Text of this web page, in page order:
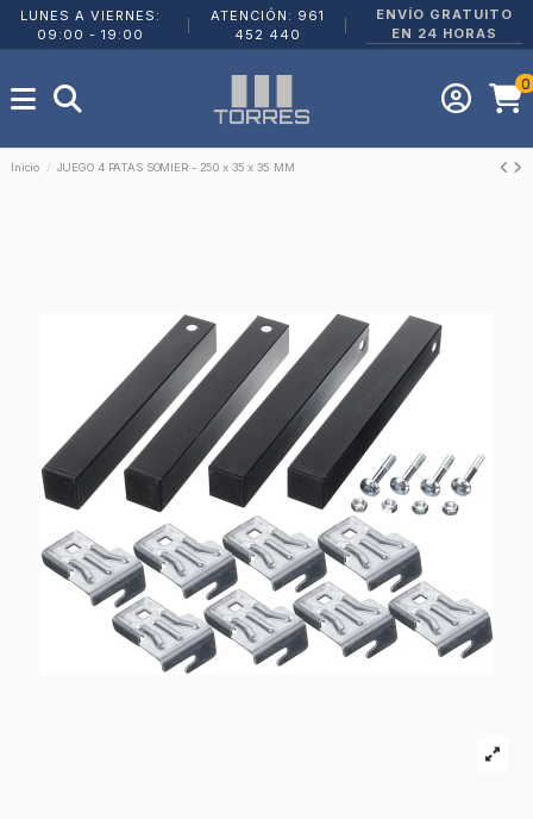
LUNES A VIERNES:
09:00 - 19:00
ATENCIÓN: 961
452 440
ENVÍO GRATUITO
EN 24 HORAS
0
Inicio JUEGO 4 PATAS SOMIER - 250 x 35 x 35 MM